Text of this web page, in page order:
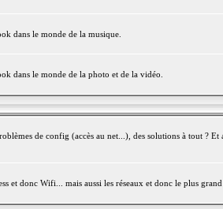
dans le monde de la musique.
dans le monde de la photo et de la vidéo.
de config (accès au net...), des solutions à tout ?
donc Wifi... mais aussi les réseaux et donc le plus grand